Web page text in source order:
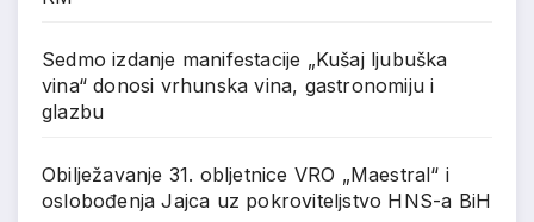
Sedmo izdanje manifestacije „Kušaj ljubuška
vina“ donosi vrhunska vina, gastronomiju i
glazbu
Obilježavanje 31. obljetnice VRO „Maestral“ i
oslobođenja Jajca uz pokroviteljstvo HNS-a BiH